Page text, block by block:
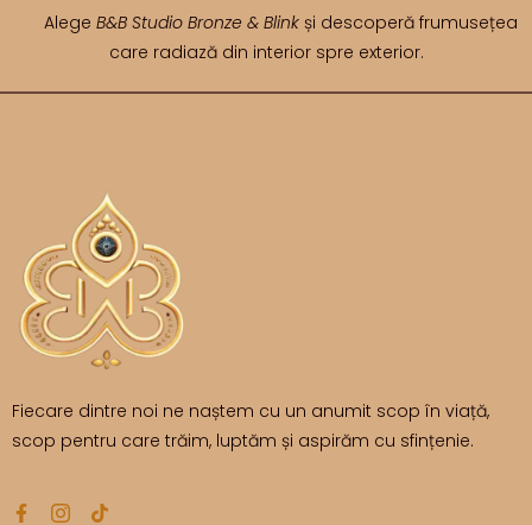
Alege B&B Studio Bronze & Blinkși descoperă frumusețea
care radiază din interior spre exterior.
Fiecare dintre noi ne naștem cu un anumit scop în viață,
scop pentru care trăim, luptăm și aspirăm cu sfințenie.